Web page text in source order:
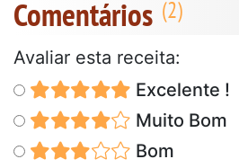
Comentários
Avaliar esta receita:
Excelente !
Muito Bom
Bom